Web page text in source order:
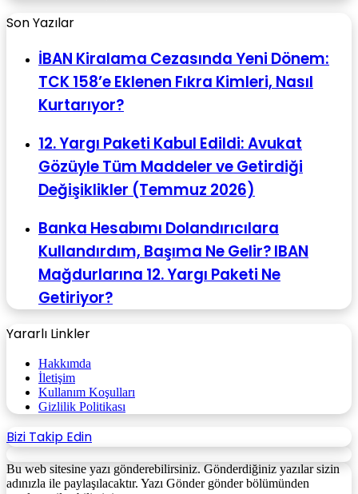
Son Yazılar
İBAN Kiralama Cezasında Yeni Dönem:
TCK 158’e Eklenen Fıkra Kimleri, Nasıl
Kurtarıyor?
12. Yargı Paketi Kabul Edildi: Avukat
Gözüyle Tüm Maddeler ve Getirdiği
Değişiklikler (Temmuz 2026)
Banka Hesabımı Dolandırıcılara
Kullandırdım, Başıma Ne Gelir? IBAN
Mağdurlarına 12. Yargı Paketi Ne
Getiriyor?
Yararlı Linkler
Hakkımda
İletişim
Kullanım Koşulları
Gizlilik Politikası
Bizi Takip Edin
Bu web sitesine yazı gönderebilirsiniz. Gönderdiğiniz yazılar sizin
adınızla ile paylaşılacaktır. Yazı Gönder gönder bölümünden